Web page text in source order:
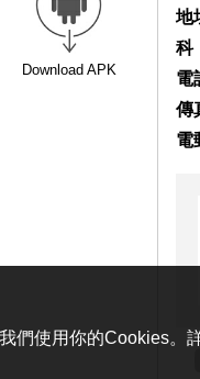
Download APK
地
科
電
傳
電
們使用你的Cookies。